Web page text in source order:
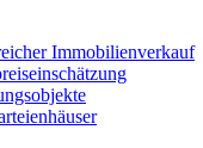
Immobilienverkauf